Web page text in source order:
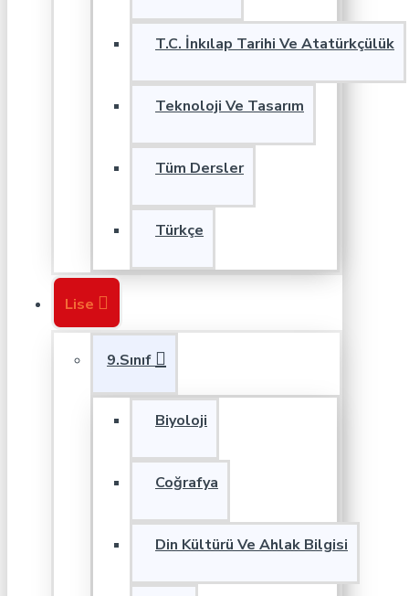
T.C. İnkılap Tarihi Ve Atatürkçülük
Teknoloji Ve Tasarım
Tüm Dersler
Türkçe
Lise
9.Sınıf
Biyoloji
Coğrafya
Din Kültürü Ve Ahlak Bilgisi